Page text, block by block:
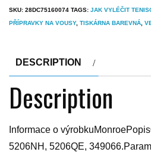
SKU: 28DC75160074 TAGS: JAK VYLÉČIT
PŘÍPRAVKY NA VOUSY, TISKÁRNA BAREVNÁ
DESCRIPTION
Description
Informace o
5206NH, 5206QE,